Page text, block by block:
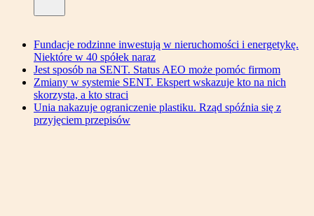
Fundacje rodzinne inwestują w nieruchomości i energetykę.
Niektóre w 40 spółek naraz
Jest sposób na SENT. Status AEO może pomóc firmom
Zmiany w systemie SENT. Ekspert wskazuje kto na nich
skorzysta, a kto straci
Unia nakazuje ograniczenie plastiku. Rząd spóźnia się z
przyjęciem przepisów